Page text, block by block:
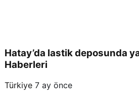
Hatay’da lastik deposunda
Haberleri
Türkiye 7 ay önce